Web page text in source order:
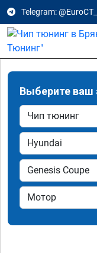
Telegram:
Выберите ваш